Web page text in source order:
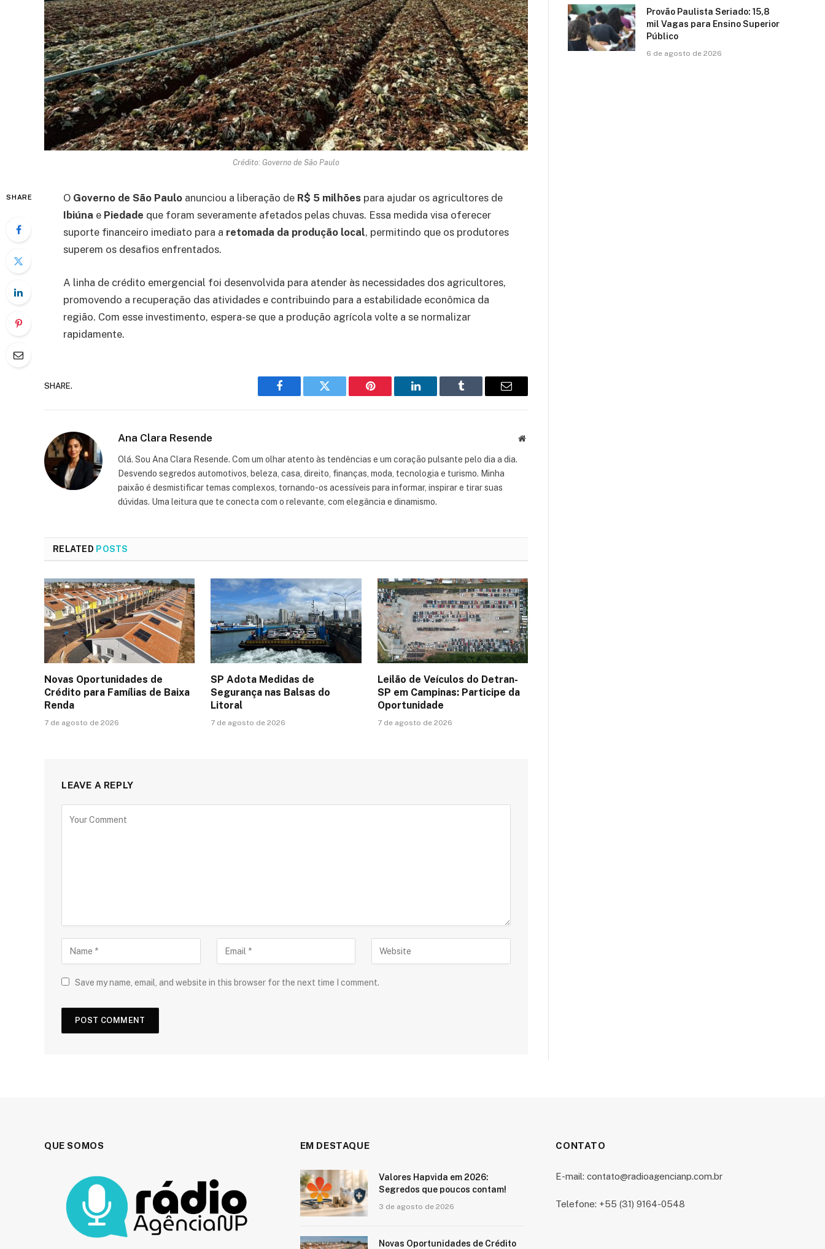
Crédito: Governo de São Paulo
SHARE O Governo de São Paulo anunciou a liberação de R$ 5 milhões para ajudar os agricultores de
Ibiúna e Piedade que foram severamente afetados pelas chuvas. Essa medida visa oferecer
suporte financeiro imediato para a retomada da produção local, permitindo que os produtores
superem os desafios enfrentados.
A linha de crédito emergencial foi desenvolvida para atender às necessidades dos agricultores,
promovendo a recuperação das atividades e contribuindo para a estabilidade econômica da
região. Com esse investimento, espera-se que a produção agrícola volte a se normalizar
rapidamente.
SHARE.
Facebook Twitter Pinterest LinkedIn Tumblr Email
Ana Clara Resende Website
Olá. Sou Ana Clara Resende. Com um olhar atento às tendências e um coração pulsante pelo dia a dia.
Desvendo segredos automotivos, beleza, casa, direito, finanças, moda, tecnologia e turismo. Minha
paixão é desmistificar temas complexos, tornando-os acessíveis para informar, inspirar e tirar suas
dúvidas. Uma leitura que te conecta com o relevante, com elegância e dinamismo.
RELATED POSTS
Novas Oportunidades de
Crédito para Famílias de Baixa
Renda
7 de agosto de 2026
SP Adota Medidas de
Segurança nas Balsas do
Litoral
7 de agosto de 2026
Leilão de Veículos do Detran-
SP em Campinas: Participe da
Oportunidade
7 de agosto de 2026
LEAVE A REPLY
Save my name, email, and website in this browser for the next time I comment.
Provão Paulista Seriado: 15,8
mil Vagas para Ensino Superior
Público
6 de agosto de 2026
QUE SOMOS EM DESTAQUE
Valores Hapvida em 2026:
Segredos que poucos contam!
3 de agosto de 2026
Novas Oportunidades de Crédito
CONTATO
E-mail: contato@radioagencianp.com.br
Telefone: +55 (31) 9164-0548